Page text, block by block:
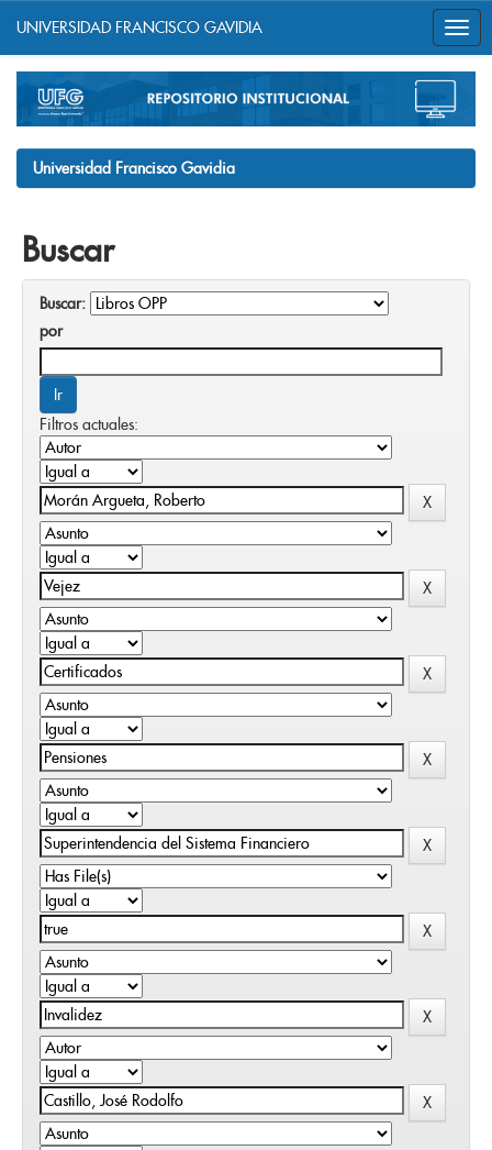
navigation
UNIVERSIDAD FRANCISCO GAVIDIA
Universidad Francisco Gavidia
Buscar
Buscar:
por
Filtros actuales: